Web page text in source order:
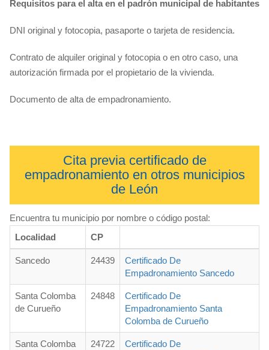
Requisitos para el alta en el padrón municipal de habitantes
DNI original y fotocopia, pasaporte o tarjeta de residencia.
Contrato de alquiler original y fotocopia o en otro caso, una
autorización firmada por el propietario de la vivienda.
Documento de alta de empadronamiento.
Cita previa certificado de
empadronamiento en otros municipios
de León
Encuentra tu municipio por nombre o código postal:
Localidad
CP
Sancedo 24439
Certificado De
Empadronamiento Sancedo
Santa Colomba
de Curueño
24848
Certificado De
Empadronamiento Santa
Colomba de Curueño
Santa Colomba
24722
Certificado De